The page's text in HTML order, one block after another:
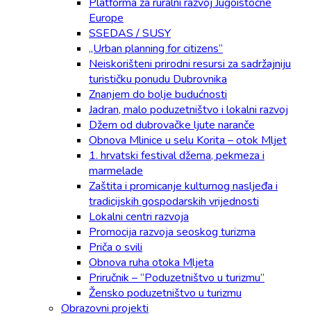
Europe
SSEDAS / SUSY
„Urban planning for citizens“
Neiskorišteni prirodni resursi za sadržajniju
turističku ponudu Dubrovnika
Znanjem do bolje budućnosti
Jadran, malo poduzetništvo i lokalni razvoj
Džem od dubrovačke ljute naranče
Obnova Mlinice u selu Korita – otok Mljet
1. hrvatski festival džema, pekmeza i
marmelade
Zaštita i promicanje kulturnog nasljeđa i
tradicijskih gospodarskih vrijednosti
Lokalni centri razvoja
Promocija razvoja seoskog turizma
Priča o svili
Obnova ruha otoka Mljeta
Priručnik – “Poduzetništvo u turizmu”
Žensko poduzetništvo u turizmu
Obrazovni projekti